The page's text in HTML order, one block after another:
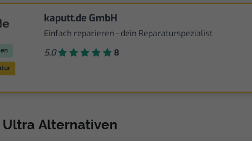
kaputt.de GmbH
Einfach reparieren - dein Reparaturspezialist
5,0
8
Ultra Alternativen